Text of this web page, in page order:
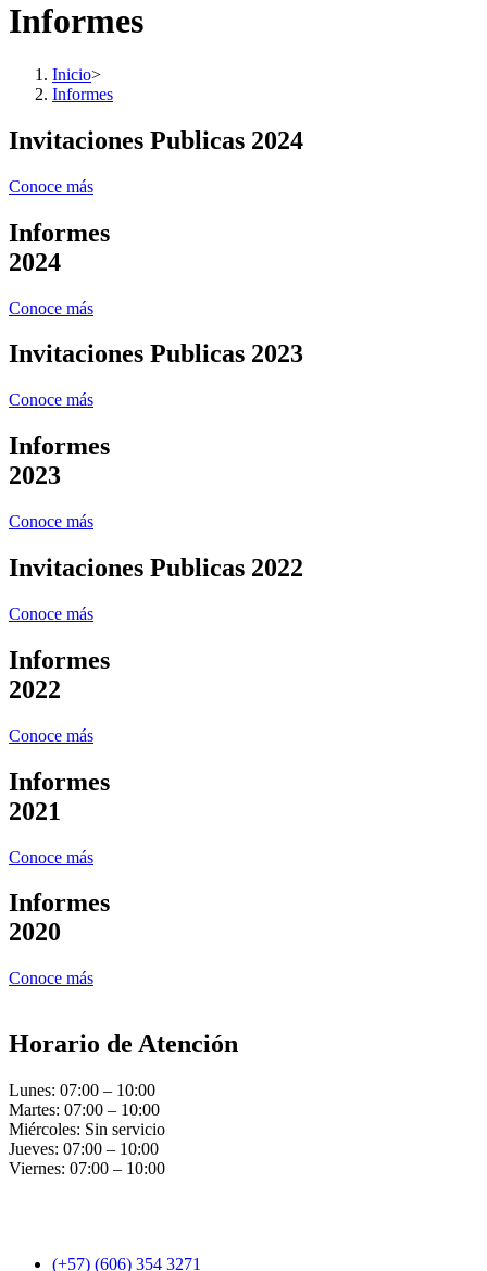
Informes
Inicio>
Informes
Invitaciones Publicas 2024
Conoce más
Informes
2024
Conoce más
Invitaciones Publicas 2023
Conoce más
Informes
2023
Conoce más
Invitaciones Publicas 2022
Conoce más
Informes
2022
Conoce más
Informes
2021
Conoce más
Informes
2020
Conoce más
Horario de Atención
Lunes: 07:00 – 10:00
Martes: 07:00 – 10:00
Miércoles: Sin servicio
Jueves: 07:00 – 10:00
Viernes: 07:00 – 10:00
(+57) (606) 354 3271